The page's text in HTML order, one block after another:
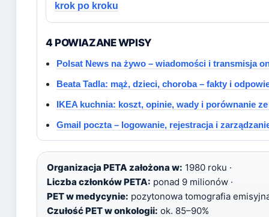
krok po kroku
4 POWIAZANE WPISY
Polsat News na żywo – wiadomości i transmisja
Beata Tadla: mąż, dzieci, choroba – fakty i
IKEA kuchnia: koszt, opinie, wady i porównanie
Gmail poczta – logowanie, rejestracja i
Organizacja PETA założona w: 1980 roku ·
Liczba członków PETA: ponad 9 milionów ·
PET w medycynie: pozytonowa tomografia
Czułość PET w onkologii: ok. 85–90%